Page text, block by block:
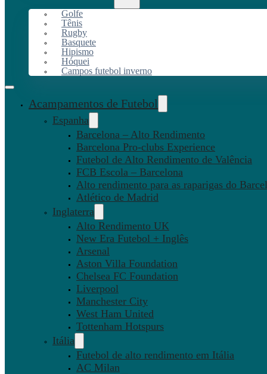
Golfe
Tênis
Rugby
Basquete
Hipismo
Hóquei
Campos futebol inverno
Acampamentos de Futebol
Espanha
Barcelona – Alto Rendimento
Barcelona Pro-clubs Experience
Futebol de Alto Rendimento de Valência
FCB Escola – Barcelona
Alto rendimento para as raparigas do
Atlético de Madrid
Inglaterra
Alto Rendimento UK
New Era Futebol + Inglês
Arsenal
Aston Villa Foundation
Chelsea FC Foundation
Liverpool
Manchester City
West Ham United
Tottenham Hotspurs
Itália
Futebol de alto rendimento em Itália
AC Milan